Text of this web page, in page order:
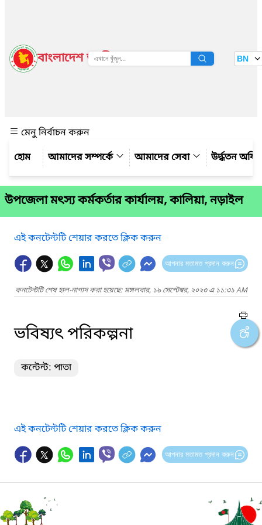
বাংলাদেশ জাতীয় তথ্য বাতায়ন BN
মেনু নির্বাচন করুন
আমাদের সম্পর্কে
আমাদের সেবা উর্দ্ধতন
উপজেলা মৎস্য কর্মকর্তার কার্যালয়, কালিয়া, নড়াইল
এই কনটেন্টটি শেয়ার করতে ক্লিক করুন
আপনার মতামত প্রদান করুন
কনটেন্টটি শেষ হাল-নাগাদ করা হয়েছে: মঙ্গলবার, ১৯ সেপ্টেম্বর, ২০২৩ এ ১১:৩১ AM
ভবিষ্যৎ পরিকল্পনা
কন্টেন্ট: পাতা
এই কনটেন্টটি শেয়ার করতে ক্লিক করুন
আপনার মতামত প্রদান করুন